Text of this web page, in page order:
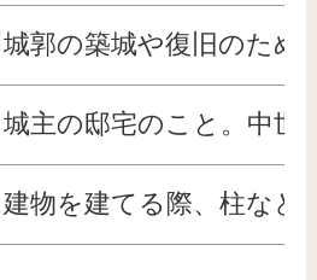
城郭の築城や復旧のため
城主の邸宅のこと。中世
建物を建てる際、柱など
烏山城跡